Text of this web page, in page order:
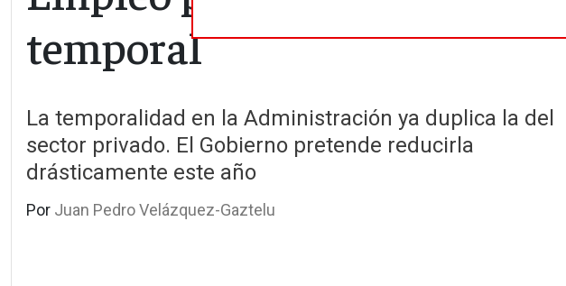
temporal
La temporalidad en la Administración ya duplica la del
sector privado. El Gobierno pretende reducirla
drásticamente este año
Por Juan Pedro Velázquez-Gaztelu